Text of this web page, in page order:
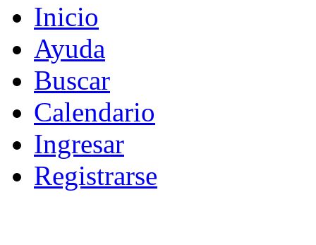
Inicio
Ayuda
Buscar
Calendario
Ingresar
Registrarse